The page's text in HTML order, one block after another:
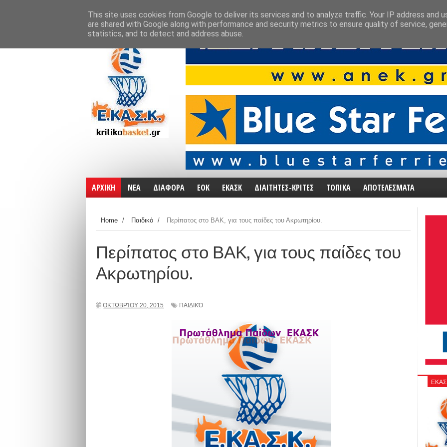
ΑΡΧΙΚΗ ΝΕΑ ΔΙΑΦΟΡΑ ΕΟΚ ΕΚΑΣΚ ΔΙΑΙΤΗΤΕΣ-ΚΡΙΤΕΣ ΤΟΠΙΚΑ ΑΠΟΤΕΛΕΣΜΑΤΑ
Home / Παιδικό / Περίπατος στο ΒΑΚ, για τους παίδες του Ακρωτηρίου.
Περίπατος στο ΒΑΚ, για τους παίδες του
Ακρωτηρίου.
ΟΚΤΩΒΡΊΟΥ 20, 2015 ΠΑΙΔΙΚΌ
This site uses cookies from Google to deliver its services and to analyze traffic. Your IP address and
are shared with Google along with performance and security metrics to ensure quality of service,
statistics, and to detect and address abuse.